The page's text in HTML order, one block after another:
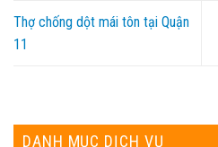
Thợ chống dột mái tôn tại Quận
11
DANH MỤC DỊCH VỤ